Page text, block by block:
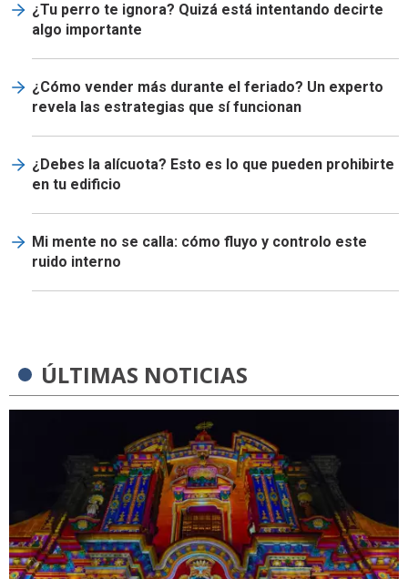
¿Tu perro te ignora? Quizá está intentando decirte
algo importante
¿Cómo vender más durante el feriado? Un experto
revela las estrategias que sí funcionan
¿Debes la alícuota? Esto es lo que pueden prohibirte
en tu edificio
Mi mente no se calla: cómo fluyo y controlo este
ruido interno
ÚLTIMAS NOTICIAS